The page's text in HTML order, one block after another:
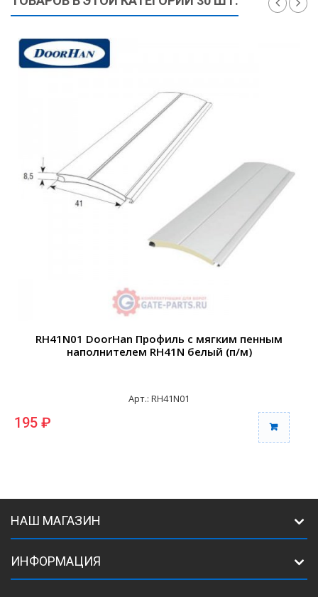
RH41N01 DoorHan Профиль с мягким пенным
наполнителем RH41N белый (п/м)
Арт.: RH41N01
195 ₽
НАШ МАГАЗИН
ИНФОРМАЦИЯ